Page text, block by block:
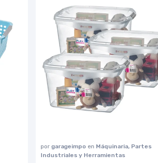
por garageimpo en Máquinaria, Partes
Industriales y Herramientas